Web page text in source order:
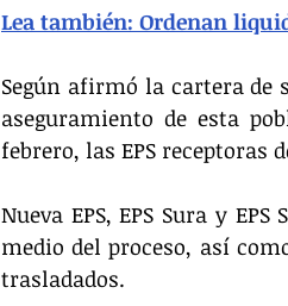
Lea también: Ordenan
Según afirmó la cartera de
aseguramiento de esta
febrero, las EPS receptoras
Nueva EPS, EPS Sura y
medio del proceso, así
trasladados.